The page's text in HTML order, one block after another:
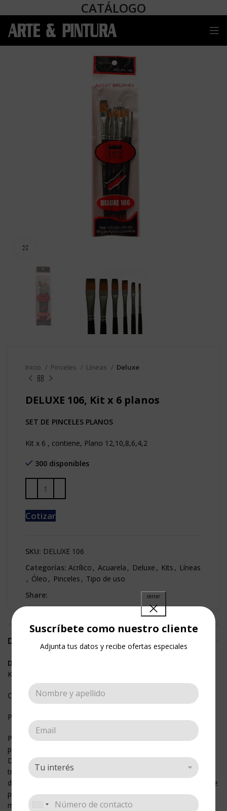
Suscríbete como nuestro cliente
Adjunta tus datos y recibe ofertas especiales
CATÁLOGO
Inicio Pinceles Líneas Deluxe
DELUXE 106, Kit x 6 planos
SET DE PINCELES PLANOS
Kit x 6 , contiene, Plano 12,10,8,6,4,2
300 disponibles
Cotizar
SKU: DELUXE 106
Categorías: Acrílico , Acuarela , Deluxe , Kits , Líneas
, Óleo , Pinceles , Tipo de uso
Share:
DESCRIPCIÓN
DELUXE 106
Kit de pinceles planos
Contiene:
Plano: 12, 10, 8, 6, 4, 2
Pincel para artistas y profesionales para quienes el pelo del
pincel es importante.
De excelente rebote, manejo de alta calidad y definición de
trazo en cada pincelada, ideal para todos aquellos que se
desempeñan en las artes. De pelo en nylon sintético amarillo de
punta quemada muy fino, virola plateada en níquel y cabo en
madera de color negro y punta roja.